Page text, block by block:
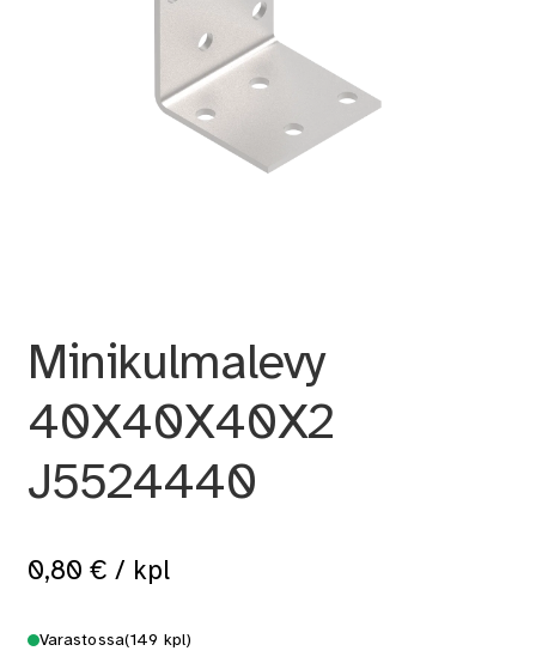
Minikulmalevy
40X40X40X2
J5524440
0,80 € / kpl
Varastossa(149 kpl)